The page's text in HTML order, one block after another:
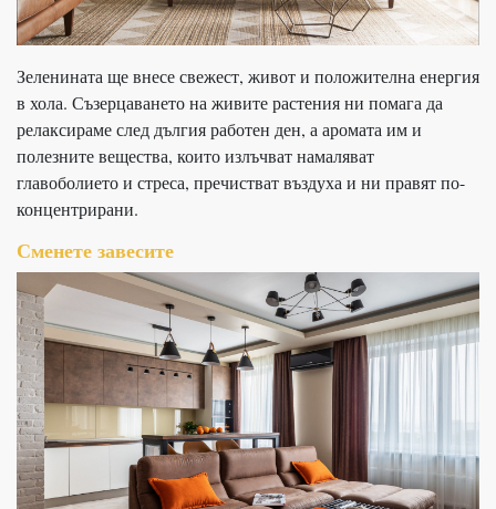
Зеленината ще внесе свежест, живот и положителна енергия
в хола. Съзерцаването на живите растения ни помага да
релаксираме след дългия работен ден, а аромата им и
полезните вещества, които излъчват намаляват
главоболието и стреса, пречистват въздуха и ни правят по-
концентрирани.
Сменете завесите